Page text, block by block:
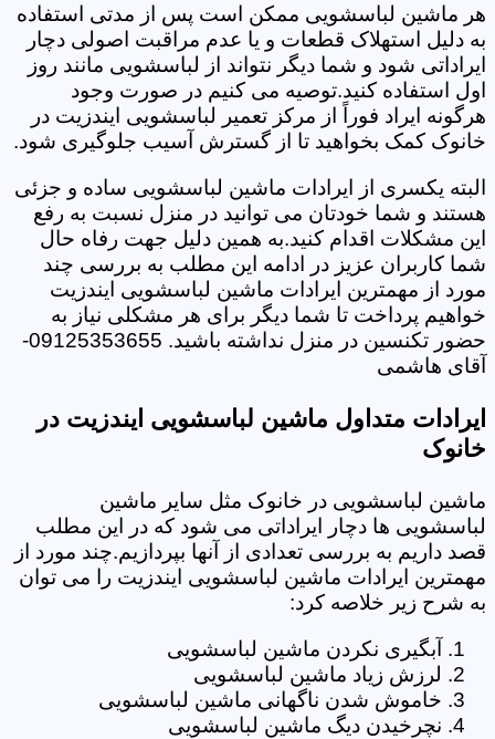
هر ماشین لباسشویی ممکن است پس از مدتی استفاده
به دلیل استهلاک قطعات و یا عدم مراقبت اصولی دچار
ایراداتی شود و شما دیگر نتواند از لباسشویی مانند روز
اول استفاده کنید.توصیه می کنیم در صورت وجود
هرگونه ایراد فوراً از مرکز تعمیر لباسشویی ایندزیت در
خانوک کمک بخواهید تا از گسترش آسیب جلوگیری شود.
البته یکسری از ایرادات ماشین لباسشویی ساده و جزئی
هستند و شما خودتان می توانید در منزل نسبت به رفع
این مشکلات اقدام کنید.به همین دلیل جهت رفاه حال
شما کاربران عزیز در ادامه این مطلب به بررسی چند
مورد از مهمترین ایرادات ماشین لباسشویی ایندزیت
خواهیم پرداخت تا شما دیگر برای هر مشکلی نیاز به
حضور تکنسین در منزل نداشته باشید. 09125353655-
آقای هاشمی
ایرادات متداول ماشین لباسشویی ایندزیت در
خانوک
ماشین لباسشویی در خانوک مثل سایر ماشین
لباسشویی ها دچار ایراداتی می شود که در این مطلب
قصد داریم به بررسی تعدادی از آنها بپردازیم.چند مورد از
مهمترین ایرادات ماشین لباسشویی ایندزیت را می توان
به شرح زیر خلاصه کرد:
آبگیری نکردن ماشین لباسشویی
لرزش زیاد ماشین لباسشویی
خاموش شدن ناگهانی ماشین لباسشویی
نچرخیدن دیگ ماشین لباسشویی